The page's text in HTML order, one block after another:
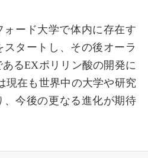
ォード大学で体内に存在す
タートし、その後オーラ
るEXポリリン酸の開発に
現在も世界中の大学や研究
今後の更なる進化が期待